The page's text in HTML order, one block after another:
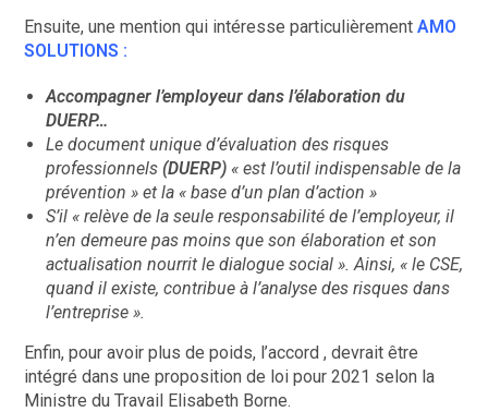
Ensuite, une mention qui intéresse particulièrementAMO
SOLUTIONS :
Accompagner l’employeur dans l’élaboration du
DUERP…
Le document unique d’évaluation des risques
professionnels(DUERP) « est l’outil indispensable de la
prévention » et la « base d’un plan d’action »
S’il « relève de la seule responsabilité de l’employeur, il
n’en demeure pas moins que son élaboration et son
actualisation nourrit le dialogue social ». Ainsi, « le CSE,
quand il existe, contribue à l’analyse des risques dans
l’entreprise ».
Enfin, pour avoir plus de poids, l’accord , devrait être
intégré dans une proposition de loi pour 2021 selon la
Ministre du Travail Elisabeth Borne.